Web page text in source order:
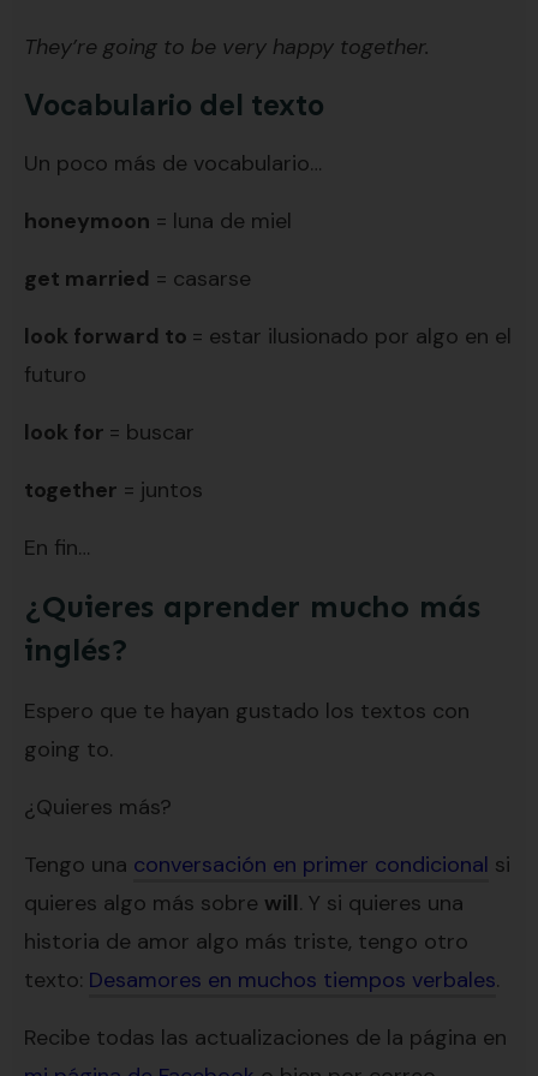
They’re going to be very happy together.
Vocabulario del texto
Un poco más de vocabulario…
honeymoon = luna de miel
get married = casarse
look forward to = estar ilusionado por algo en el
futuro
look for = buscar
together = juntos
En fin…
¿Quieres aprender mucho más
inglés?
Espero que te hayan gustado los textos con
going to.
¿Quieres más?
Tengo una conversación en primer condicional si
quieres algo más sobre will. Y si quieres una
historia de amor algo más triste, tengo otro
texto: Desamores en muchos tiempos verbales.
Recibe todas las actualizaciones de la página en